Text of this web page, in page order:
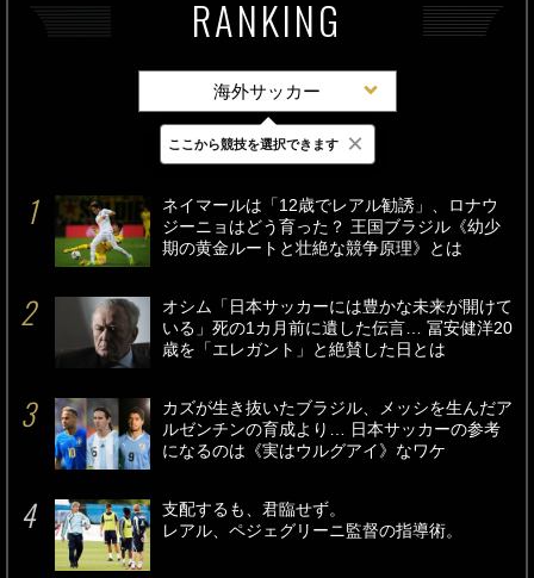
RANKING
海外サッカー
最新 24時間 週間
ネイマールは「12歳でレアル勧誘」、ロナウ
ジーニョはどう育った？ 王国ブラジル《幼少
期の黄金ルートと壮絶な競争原理》とは
オシム「日本サッカーには豊かな未来が開けて
いる」死の1カ月前に遺した伝言… 冨安健洋20
歳を「エレガント」と絶賛した日とは
カズが生き抜いたブラジル、メッシを生んだア
ルゼンチンの育成より… 日本サッカーの参考
になるのは《実はウルグアイ》なワケ
支配するも、君臨せず。
レアル、ペジェグリーニ監督の指導術。
ここから競技を選択できます ×